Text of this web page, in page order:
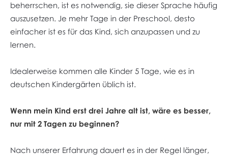
beherrschen, ist es notwendig, sie dieser Sprache häufig
auszusetzen. Je mehr Tage in der Preschool, desto
einfacher ist es für das Kind, sich anzupassen und zu
lernen.
Idealerweise kommen alle Kinder 5 Tage, wie es in
deutschen Kindergärten üblich ist.
Wenn mein Kind erst drei Jahre alt ist, wäre es besser,
nur mit 2 Tagen zu beginnen?
Nach unserer Erfahrung dauert es in der Regel länger,